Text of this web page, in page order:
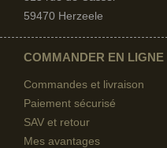
59470 Herzeele
COMMANDER EN LIGNE
Commandes et livraison
Paiement sécurisé
SAV et retour
Mes avantages